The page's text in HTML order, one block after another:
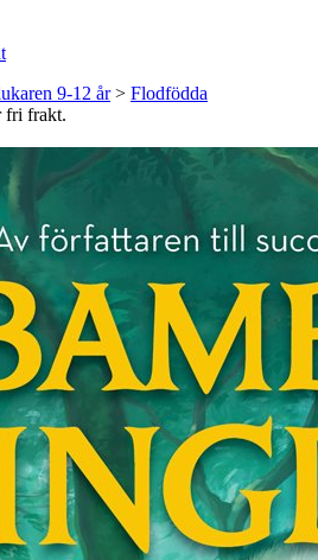
9-12 år> Flodfödda
fri frakt.